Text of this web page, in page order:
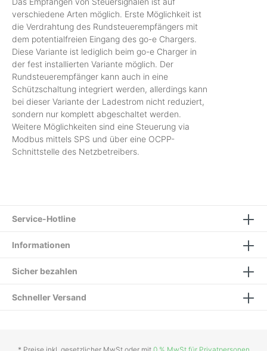
verschiedene Arten möglich. Erste Möglichkeit ist
die Verdrahtung des Rundsteuerempfängers mit
dem potentialfreien Eingang des go-e Chargers.
Diese Variante ist lediglich beim go-e Charger in
der fest installierten Variante möglich. Der
Rundsteuerempfänger kann auch in eine
Schützschaltung integriert werden, allerdings kann
bei dieser Variante der Ladestrom nicht reduziert,
sondern nur komplett abgeschaltet werden.
Weitere Möglichkeiten sind eine Steuerung via
Modbus mittels SPS und über eine OCPP-
Schnittstelle des Netzbetreibers.
Service-Hotline
Informationen
Sicher bezahlen
Schneller Versand